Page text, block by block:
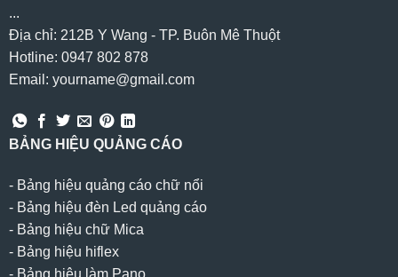
...
Địa chỉ: 212B Y Wang - TP. Buôn Mê Thuột
Hotline: 0947 802 878
Email: yourname@gmail.com
BẢNG HIỆU QUẢNG CÁO
- Bảng hiệu quảng cáo chữ nổi
- Bảng hiệu đèn Led quảng cáo
- Bảng hiệu chữ Mica
- Bảng hiệu hiflex
- Bảng hiệu làm Pano